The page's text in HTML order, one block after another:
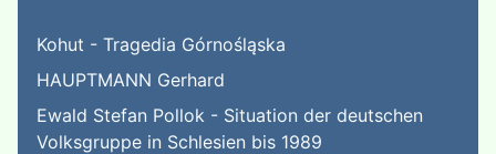
Kohut - Tragedia Górnośląska
HAUPTMANN Gerhard
Ewald Stefan Pollok - Situation der deutschen
Volksgruppe in Schlesien bis 1989